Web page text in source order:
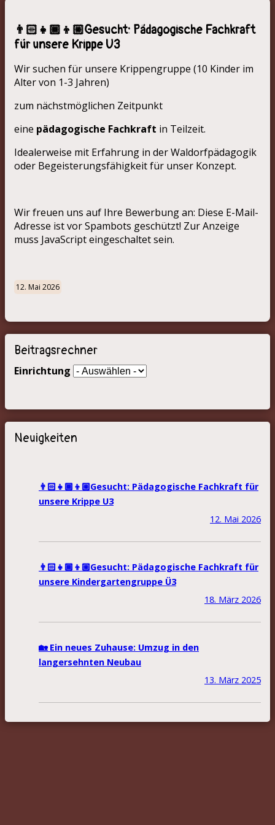
👨🏻‍👧🏾‍👦🏼Gesucht: Pädagogische Fachkraft
für unsere Krippe U3
Wir suchen für unsere Krippengruppe (10 Kinder im
Alter von 1-3 Jahren)
zum nächstmöglichen Zeitpunkt
eine pädagogische Fachkraft in Teilzeit.
Idealerweise mit Erfahrung in der Waldorfpädagogik
oder Begeisterungsfähigkeit für unser Konzept.
Wir freuen uns auf Ihre Bewerbung an: Diese E-Mail-
Adresse ist vor Spambots geschützt! Zur Anzeige
muss JavaScript eingeschaltet sein.
12. Mai 2026
Beitragsrechner
Einrichtung
Neuigkeiten
👨🏻‍👧🏾‍👦🏼Gesucht: Pädagogische Fachkraft für
unsere Krippe U3
12. Mai 2026
👨🏻‍👧🏾‍👦🏼Gesucht: Pädagogische Fachkraft für
unsere Kindergartengruppe Ü3
18. März 2026
🏡 Ein neues Zuhause: Umzug in den
langersehnten Neubau
13. März 2025